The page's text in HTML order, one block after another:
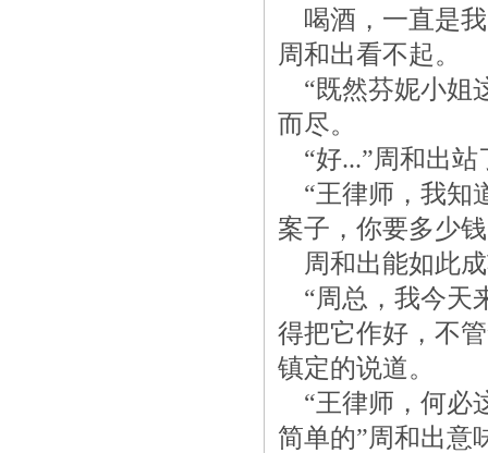
喝酒 ，一直是
周和出看不起。
“既然芬妮小姐
而尽。
“好...”周和出站
“王律师，我知
案子，你要多少
周和出能如此
“周总，我今天
得把它作好，不
镇定的说道。
“王律师，何必
简单的”周和出意